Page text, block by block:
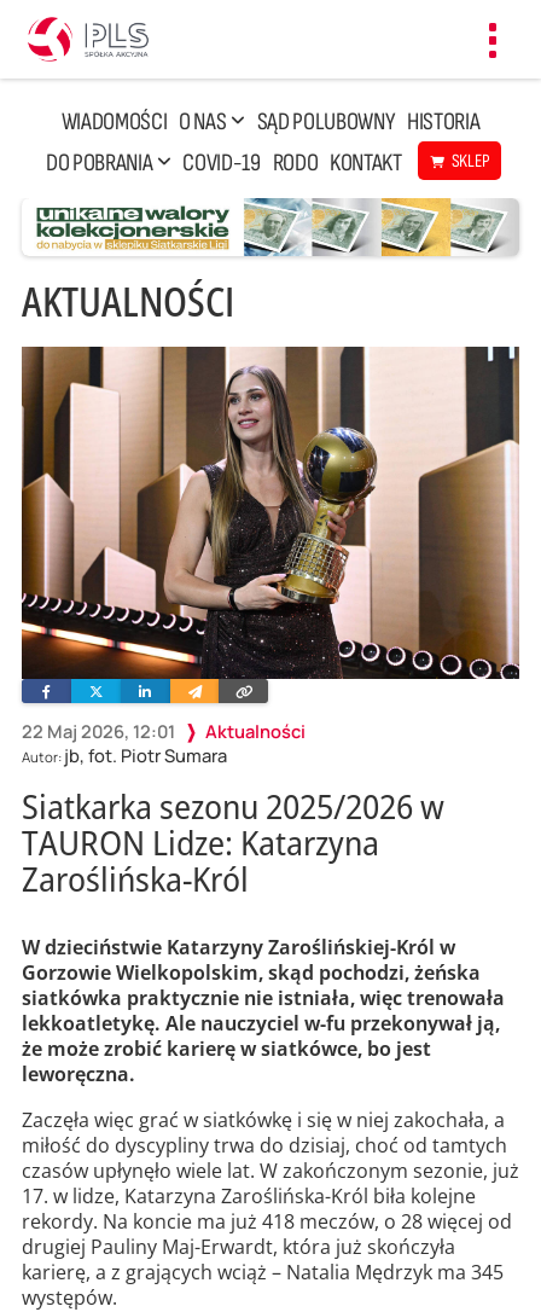
WIADOMOŚCI O NAS SĄD POLUBOWNY HISTORIA
DO POBRANIA
COVID-19 RODO KONTAKT SKLEP
AKTUALNOŚCI
22 Maj 2026, 12:01 Aktualności
Autor: jb, fot. Piotr Sumara
FacebookTwitterLinkedinWyślij
e-
Skopiuj
link
Siatkarka sezonu 2025/2026 w
TAURON Lidze: Katarzyna
Zaroślińska-Król
W dzieciństwie Katarzyny Zaroślińskiej-Król w
Gorzowie Wielkopolskim, skąd pochodzi, żeńska
siatkówka praktycznie nie istniała, więc trenowała
lekkoatletykę. Ale nauczyciel w-fu przekonywał ją,
że może zrobić karierę w siatkówce, bo jest
leworęczna.
Zaczęła więc grać w siatkówkę i się w niej zakochała, a
miłość do dyscypliny trwa do dzisiaj, choć od tamtych
czasów upłynęło wiele lat. W zakończonym sezonie, już
17. w lidze, Katarzyna Zaroślińska-Król biła kolejne
rekordy. Na koncie ma już 418 meczów, o 28 więcej od
drugiej Pauliny Maj-Erwardt, która już skończyła
karierę, a z grających wciąż – Natalia Mędrzyk ma 345
występów.